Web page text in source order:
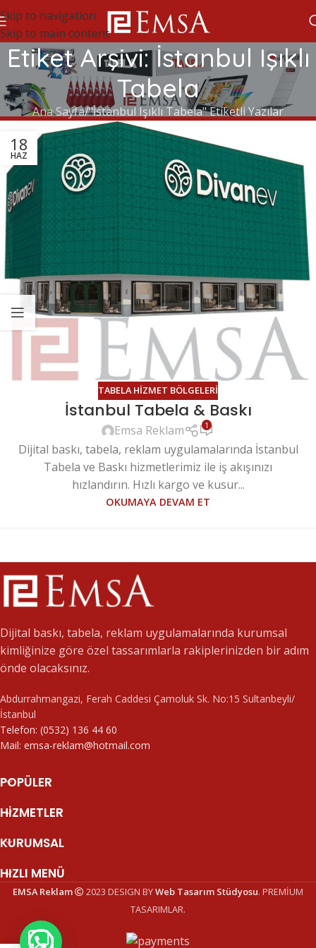
Skip to navigation
Skip to main content
Etiket Arşivi: İstanbul Işıklı
Tabela
Ana Sayfa "İstanbul Işıklı Tabela" Etiketli Yazılar
18
HAZ
TABELA HIZMET BÖLGELERI
İstanbul Tabela & Baskı
Emsa Reklam 1
Dijital baskı, tabela, reklam uygulamalarında İstanbul
Tabela ve Baskı hizmetlerimiz ile iş akışınızı
hızlandırın. Hızlı kargo ve kusur...
OKUMAYA DEVAM ET
Dijital baskı, tabela, reklam uygulamalarında kurumsal
kimliğinize göre özel tassarımlarla rakiplerinizden bir adım
önde olacaksınız.
Abdurrahmangazi, Ferah Caddesi Çamoluk Sk. No:15 Sultanbeyli/
İstanbul
Telefon: (0532) 136 44 60
Mail: emsa-reklam@hotmail.com
POPÜLER
HIZMETLER
KURUMSAL
HIZLI MENÜ
EMSA Reklam 2023 DESIGN BYWeb Tasarım Stüdyosu. PREMİUM
TASARIMLAR.